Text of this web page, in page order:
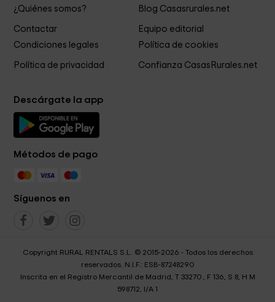
¿Quiénes somos? Blog Casasrurales.net
Contactar
Equipo editorial
Condiciones legales
Política de cookies
Política de privacidad Confianza CasasRurales.net
Descárgate la app
Métodos de pago
Síguenos en
Copyright RURAL RENTALS S.L. © 2015-2026 - Todos los derechos
reservados. N.I.F.: ESB-87248290
Inscrita en el Registro Mercantil de Madrid, T 33270 , F 136, S 8, H M
598712, I/A 1